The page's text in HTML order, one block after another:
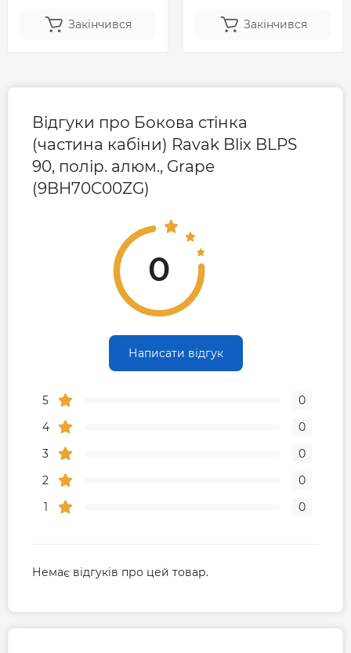
Закінчився Закінчився
Відгуки про Бокова стінка
(частина кабіни) Ravak Blix BLPS
90, полір. алюм., Grape
(9BH70C00ZG)
0
Написати відгук
5
0
4
0
3
0
2
0
1
0
Немає відгуків про цей товар.